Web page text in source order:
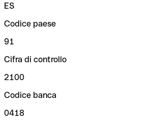
ES
Codice paese
91
Cifra di controllo
2100
Codice banca
0418